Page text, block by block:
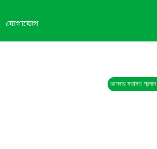
যোগাযোগ
আপনার মতামত